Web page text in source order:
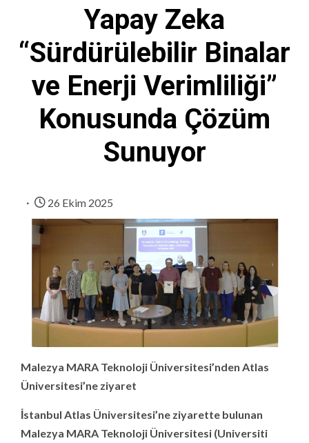
Yapay Zeka
“Sürdürülebilir Binalar
ve Enerji Verimliliği”
Konusunda Çözüm
Sunuyor
26 Ekim 2025
Malezya MARA Teknoloji Üniversitesi’nden Atlas
Üniversitesi’ne ziyaret
İstanbul Atlas Üniversitesi’ne ziyarette bulunan
Malezya MARA Teknoloji Üniversitesi (Universiti